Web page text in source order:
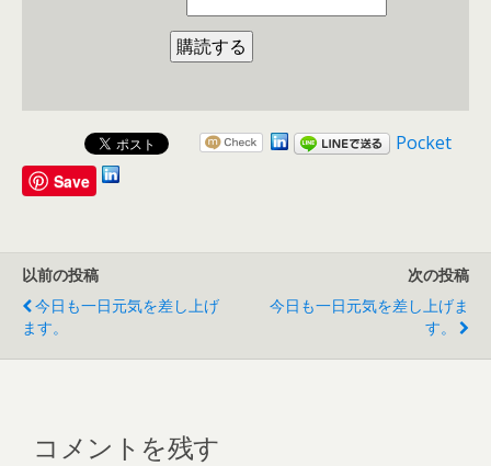
Pocket
Save
以前の投稿
今日も一日元気を差し上げ
ます。
次の投稿
今日も一日元気を差し上げま
す。
コメントを残す